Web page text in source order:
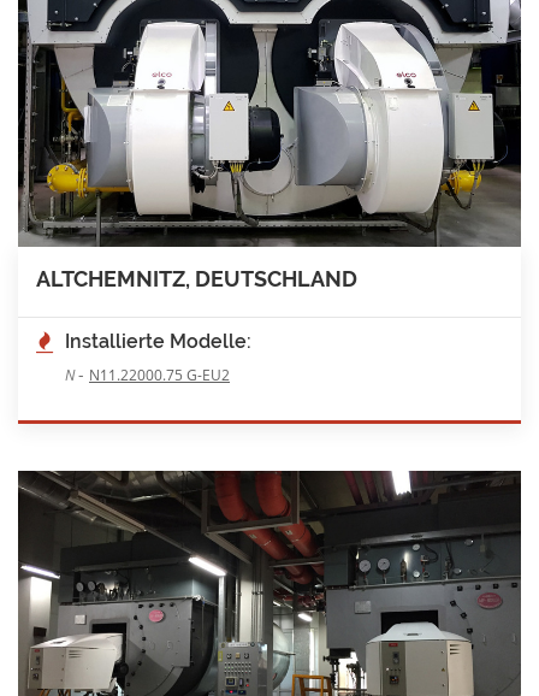
ALTCHEMNITZ, DEUTSCHLAND
Installierte Modelle:
N- N11.22000.75 G-EU2